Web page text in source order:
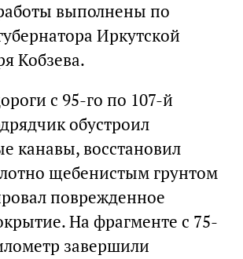
выполнены по
Иркутской
Кобзева.
с 95-го по 107-й
обустроил
канавы, восстановил
щебенистым грунтом
поврежденное
На фрагменте с 75-
завершили